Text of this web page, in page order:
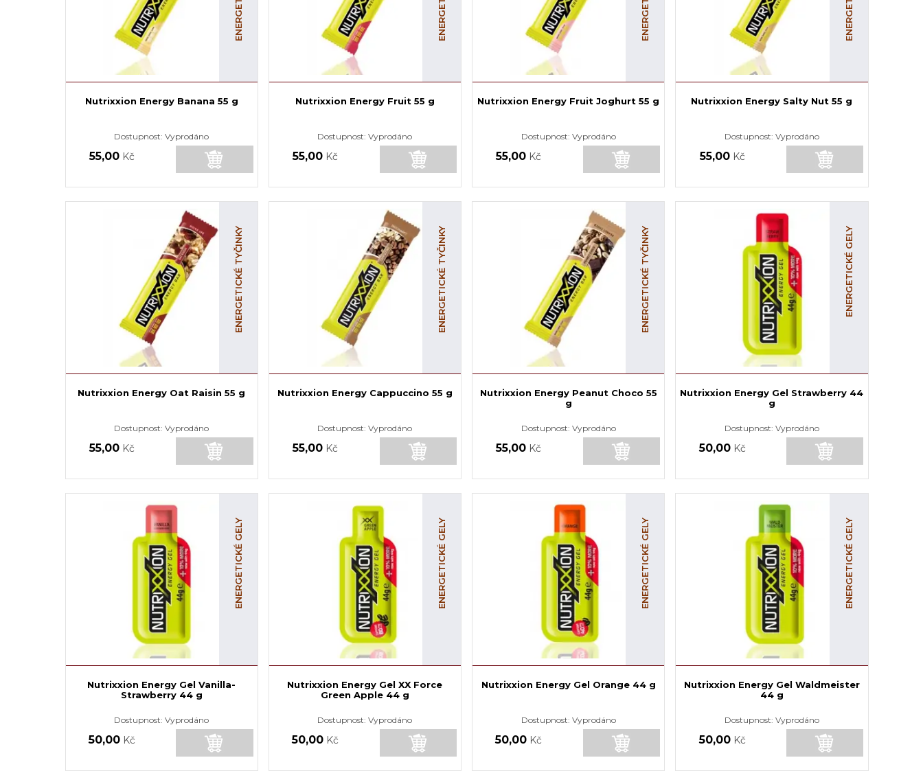
Nutrixxion Energy Banana 55 g
Dostupnost:Vyprodáno
55,00 Kč
Nutrixxion Energy Fruit 55 g
Dostupnost:Vyprodáno
55,00 Kč
Nutrixxion Energy Fruit Joghurt 55 g
Dostupnost: Vyprodáno
55,00 Kč
Nutrixxion Energy Salty Nut 55 g
Dostupnost: Vyprodáno
55,00 Kč
ENERGETICKÉ TYČINKY
Nutrixxion Energy Oat Raisin 55 g
Dostupnost:Vyprodáno
55,00 Kč
ENERGETICKÉ TYČINKY
Nutrixxion Energy Cappuccino 55 g
Dostupnost:Vyprodáno
55,00 Kč
ENERGETICKÉ TYČINKY
Nutrixxion Energy Peanut Choco 55
g
Dostupnost: Vyprodáno
55,00 Kč
ENERGETICKÉ GELY
Nutrixxion Energy Gel Strawberry 44
g
Dostupnost: Vyprodáno
50,00 Kč
ENERGETICKÉ GELY
Nutrixxion Energy Gel Vanilla-
Strawberry 44 g
Dostupnost:Vyprodáno
50,00 Kč
ENERGETICKÉ GELY
Nutrixxion Energy Gel XX Force
Green Apple 44 g
Dostupnost:Vyprodáno
50,00 Kč
ENERGETICKÉ GELY
Nutrixxion Energy Gel Orange 44 g
Dostupnost: Vyprodáno
50,00 Kč
ENERGETICKÉ GELY
Nutrixxion Energy Gel Waldmeister
44 g
Dostupnost: Vyprodáno
50,00 Kč